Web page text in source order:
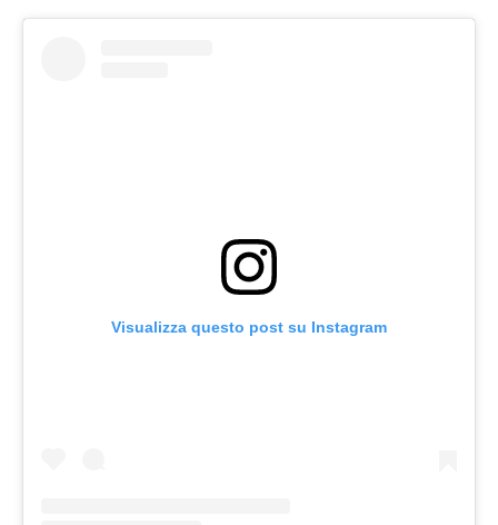
Visualizza questo post su Instagram